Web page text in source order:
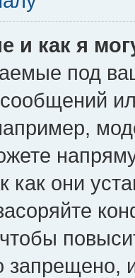
и как я
под
как они
запрещено,